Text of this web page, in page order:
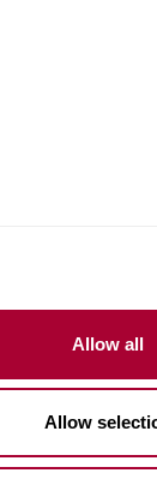
Allow all
Allow